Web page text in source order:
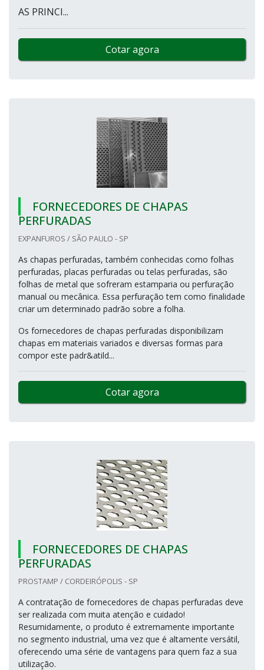
AS PRINCI...
Cotar agora
FORNECEDORES DE CHAPAS
PERFURADAS
EXPANFUROS / SÃO PAULO - SP
As chapas perfuradas, também conhecidas como folhas
perfuradas, placas perfuradas ou telas perfuradas, são
folhas de metal que sofreram estamparia ou perfuração
manual ou mecânica. Essa perfuração tem como finalidade
criar um determinado padrão sobre a folha.
Os fornecedores de chapas perfuradas disponibilizam
chapas em materiais variados e diversas formas para
compor este padr&atild...
Cotar agora
FORNECEDORES DE CHAPAS
PERFURADAS
PROSTAMP / CORDEIRÓPOLIS - SP
A contratação de fornecedores de chapas perfuradas deve
ser realizada com muita atenção e cuidado!
Resumidamente, o produto é extremamente importante
no segmento industrial, uma vez que é altamente versátil,
oferecendo uma série de vantagens para quem faz a sua
utilização.